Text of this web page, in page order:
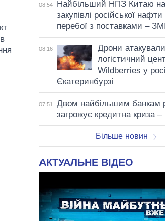
08:54
Найбільший НПЗ Китаю
закупівлі російської
перебої з поставками –
08:16
Дрони
логістичний
Wildberries у
Єкатеринбурзі
07:51
Двом найбільшим банкам
загрожує кредитна криза –
Більше новин
АКТУАЛЬНЕ ВІДЕО